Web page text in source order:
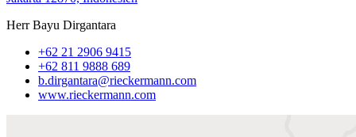
Herr Bayu Dirgantara
+62 21 2906 9415
+62 811 9888 689
b.dirgantara@rieckermann.com
www.rieckermann.com